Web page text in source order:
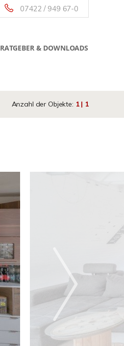
07422 / 949 67-0
RATGEBER & DOWNLOADS
Anzahl der Objekte: 1 | 1